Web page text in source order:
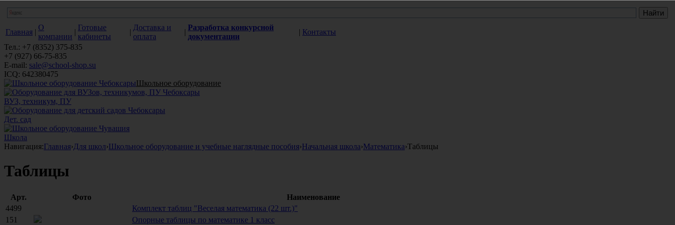
Главная |
О
компании
|
Готовые
кабинеты
|
Доставка и
оплата
|
Разработка конкурсной
документации
| Контакты
Тел.: +7 (8352) 375-835
+7 (927) 66-75-835
E-mail: sale@school-shop.su
ICQ: 642380475
Школьное оборудование
ВУЗ, техникум, ПУ
Дет. сад
Школа
Навигация:Главная›Для школ›Школьное оборудование и учебные наглядные пособия›Начальная школа›Математика›Таблицы
Таблицы
Арт. Фото
Наименование
4499
Комплект таблиц "Веселая математика (22 шт.)"
151
Опорные таблицы по математике 1 класс